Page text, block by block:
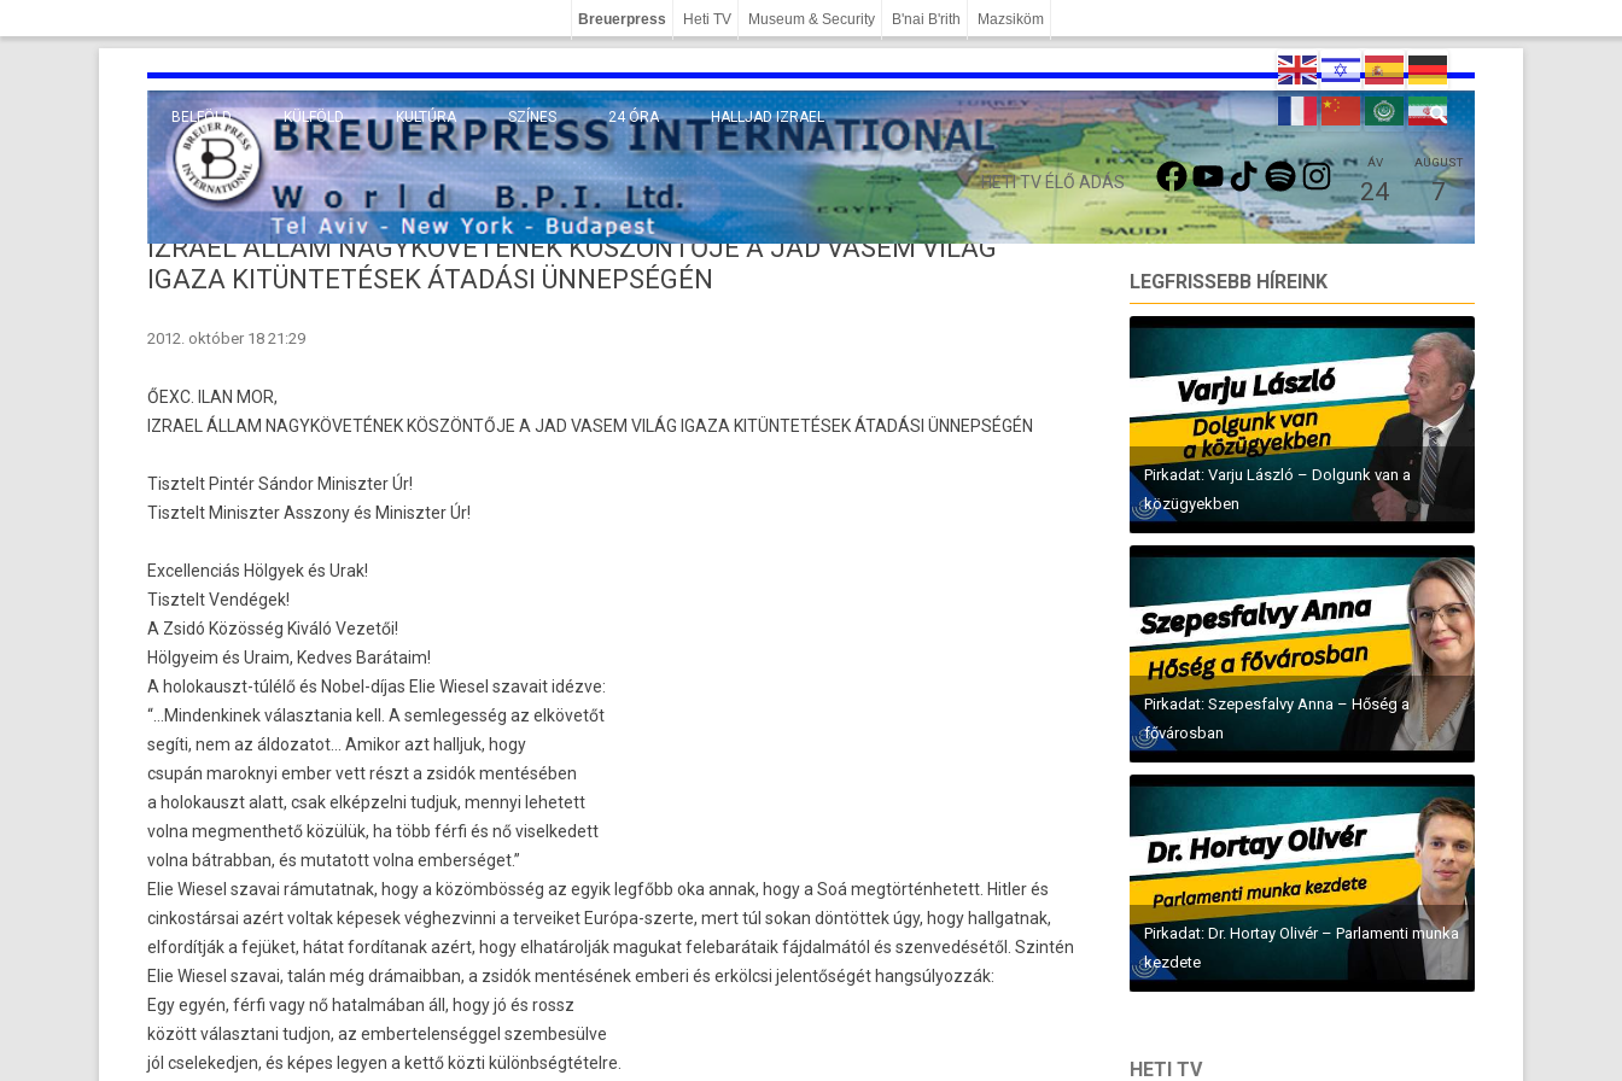
Breuerpress Heti TV Museum & Security B'nai B'rith Mazsiköm
BELFÖLD KÜLFÖLD
EURÓPA
KÖZEL-KELET
TÁVOL-KELET
KULTÚRA
TUDOMÁNY
VALLÁS
SZÍNES 24 ÓRA HALLJAD IZRAEL
HETI TV ÉLŐ ADÁS
FACEBOOKYOUTUBETIKTOKSPOTIFYINSTAGRAMÁV
24
AUGUST
7
IZRAEL ÁLLAM NAGYKÖVETÉNEK KÖSZÖNTŐJE A JAD VASEM VILÁG
IGAZA KITÜNTETÉSEK ÁTADÁSI ÜNNEPSÉGÉN
2012. október 18 21:29
ŐEXC. ILAN MOR,
IZRAEL ÁLLAM NAGYKÖVETÉNEK KÖSZÖNTŐJE A JAD VASEM VILÁG IGAZA KITÜNTETÉSEK ÁTADÁSI ÜNNEPSÉGÉN
Tisztelt Pintér Sándor Miniszt­er Úr!
Tisztelt Miniszt­er As­szony és Miniszt­er Úr!
Excellenciás Hölgyek és Urak!
Tisztelt Vendégek!
A Zsidó Közösség Kiváló Vezetői!
Hölgyeim és Uraim, Kedves Barátaim!
A holokauszt-túlélő és Nobel-díjas Elie Wiesel szavait idézve:
“…Mindenkinek választania kell. A semlegesség az elkövetőt
segíti, nem az áldozatot… Amikor azt halljuk, hogy
csupán maroknyi ember vett részt a zsidók mentésében
a holokauszt alatt, csak elképzelni tudjuk, mennyi lehetett
volna megmenthető közülük, ha több férfi és nő viselkedett
volna bátrabban, és mutatott volna emberséget.”
Elie Wiesel szavai rámutatnak, hogy a közömbösség az egyik legfőbb oka annak, hogy a Soá megtörténhetett. Hitler és
cinkostársai azért voltak képesek véghezvinni a terveiket Európa-szerte, mert túl sokan döntöttek úgy, hogy hallgatnak,
elfordítják a fejüket, hátat fordítanak azért, hogy elhatárolják magukat felebarátaik fájdalmától és szenvedésétől. Szintén
Elie Wiesel szavai, talán még drámaibban, a zsidók mentésének emberi és erkölcsi jelentőségét hangsúlyozzák:
Egy egyén, férfi vagy nő hatalmában áll, hogy jó és rossz
között választani tudjon, az embertelenséggel szembesülve
jól cselekedjen, és képes legyen a kettő közti különbségtételre.
LEGFRISSEBB HÍREINK
Pirkadat: Varju László – Dolgunk van a
közügyekben
Pirkadat: Szepesfalvy Anna – Hőség a
fővárosban
Pirkadat: Dr. Hortay Olivér – Parlamenti munka
kezdete
HETI TV